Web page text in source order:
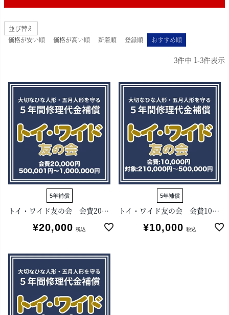
並び替え
価格が安い順
価格が高い順 新着順 登録順 おすすめ順
3件中 1-3件表示
5年補償
トイ・ワイド友の会 会費20,000円
¥20,000 税込
5年補償
トイ・ワイド友の会 会費10,000円
¥10,000 税込